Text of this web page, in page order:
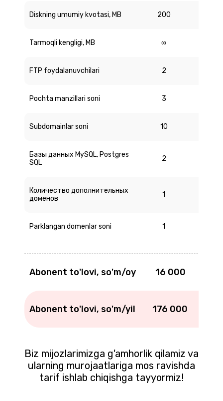
Diskning umumiy kvotasi, MB 200
Tarmoqli kengligi, MB ∞
FTP foydalanuvchilari 2
Pochta manzillari soni 3
Subdomainlar soni 10
Базы данных MySQL, Postgres
SQL
2
Количество дополнительных
доменов
1
Parklangan domenlar soni 1
Abonent to'lovi, so'm/oy 16 000
Abonent to'lovi, so'm/yil 176 000
Biz mijozlarimizga g'amhorlik qilamiz va
ularning murojaatlariga mos ravishda
tarif ishlab chiqishga tayyormiz!